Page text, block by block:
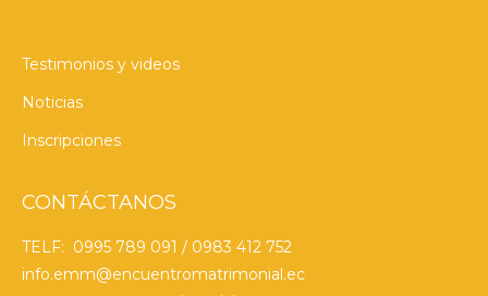
Testimonios y videos
Noticias
Inscripciones
CONTÁCTANOS
TELF: 0995 789 091 / 0983 412 752
info.emm@encuentromatrimonial.ec